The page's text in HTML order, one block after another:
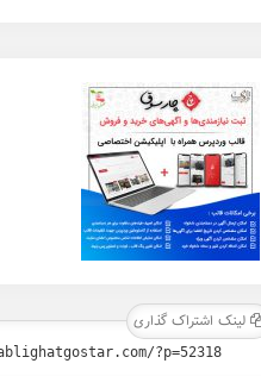
لینک اشتراک گذاری